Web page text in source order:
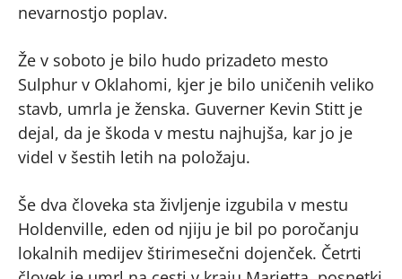
nevarnostjo poplav.
Že v soboto je bilo hudo prizadeto mesto
Sulphur v Oklahomi, kjer je bilo uničenih veliko
stavb, umrla je ženska. Guverner Kevin Stitt je
dejal, da je škoda v mestu najhujša, kar jo je
videl v šestih letih na položaju.
Še dva človeka sta življenje izgubila v mestu
Holdenville, eden od njiju je bil po poročanju
lokalnih medijev štirimesečni dojenček. Četrti